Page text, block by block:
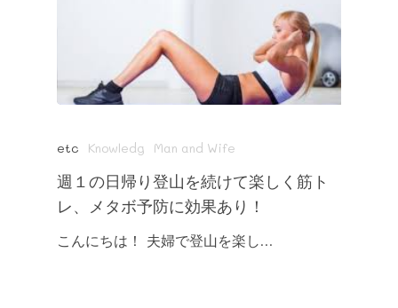
etc Knowledg Man and Wife
週１の日帰り登山を続けて楽しく筋ト
レ、メタボ予防に効果あり！
こんにちは！ 夫婦で登山を楽し…